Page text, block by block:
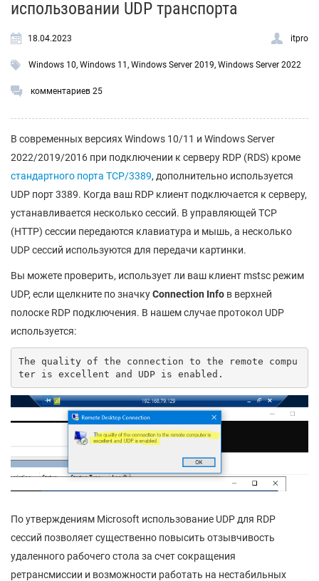
использовании UDP транспорта
18.04.2023 itpro
Windows 10, Windows 11 , Windows Server 2019, Windows Server 2022
комментариев 25
В современных версиях Windows 10/11 и Windows Server
2022/2019/2016 при подключении к серверу RDP (RDS) кроме
стандартного порта TCP/3389, дополнительно используется
UDP порт 3389. Когда ваш RDP клиент подключается к серверу,
устанавливается несколько сессий. В управляющей TCP
(HTTP) сессии передаются клавиатура и мышь, а несколько
UDP сессий используются для передачи картинки.
Вы можете проверить, использует ли ваш клиент mstsc режим
UDP, если щелкните по значкуConnection Info в верхней
полоске RDP подключения. В нашем случае протокол UDP
используется:
The quality of the connection to the remote compu
ter is excellent and UDP is enabled.
По утверждениям Microsoft использование UDP для RDP
сессий позволяет существенно повысить отзывчивость
удаленного рабочего стола за счет сокращения
ретрансмиссии и возможности работать на нестабильных